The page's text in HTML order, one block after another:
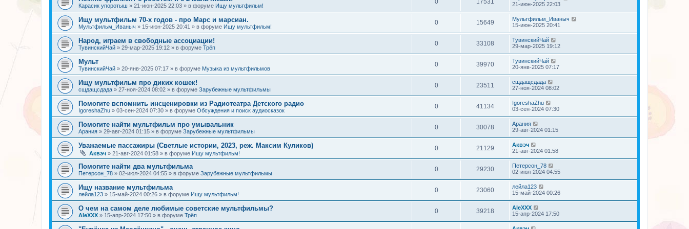
Карасик упоротыш » 21-июн-2025 22:03 » в форуме Ищу мультфильм!
21-июн-2025 22:03
Ищу мультфильм 70-х годов - про Марс и марсиан.
Мультфильм_Иваныч » 15-июн-2025 20:41 » в форуме Ищу мультфильм!
0 15649
Мультфильм_Иваныч
15-июн-2025 20:41
Народ, играем в свободные ассоциации!
ТувинскийЧай » 29-мар-2025 19:12 » в форуме Трёп
0 33108
ТувинскийЧай
29-мар-2025 19:12
Мульт
ТувинскийЧай » 20-янв-2025 07:17 » в форуме Музыка из мультфильмов
0 39970
ТувинскийЧай
20-янв-2025 07:17
Ищу мультфильм про диких кошек!
сщдащсдада » 27-ноя-2024 08:02 » в форуме Зарубежные мультфильмы
0 23511
сщдащсдада
27-ноя-2024 08:02
Помогите вспомнить инсценировки из Радиотеатра Детского радио
IgoreshaZhu » 03-сен-2024 07:30 » в форуме Обсуждения и поиск аудиосказок
0 41134
IgoreshaZhu
03-сен-2024 07:30
Помогите найти мультфильм про умывальник
Арания » 29-авг-2024 01:15 » в форуме Зарубежные мультфильмы
0 30078
Арания
29-авг-2024 01:15
Уважаемые пассажиры (Светлые истории, 2023, реж. Максим Куликов)
Аквэч » 21-авг-2024 01:58 » в форуме Ищу мультфильм!
0 21129
Аквэч
21-авг-2024 01:58
Помогите найти два мультфильма
Петерсон_78 » 02-июл-2024 04:55 » в форуме Зарубежные мультфильмы
0 29230
Петерсон_78
02-июл-2024 04:55
Ищу название мультфильма
лейла123 » 15-май-2024 00:26 » в форуме Ищу мультфильм!
0 23060
лейла123
15-май-2024 00:26
О чем на самом деле любимые советские мультфильмы?
AleXXX » 15-апр-2024 17:50 » в форуме Трёп
0 39218
AleXXX
15-апр-2024 17:50